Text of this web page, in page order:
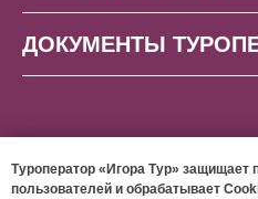
Туроператор «Игора Тур»
пользователей и обрабатывает
ДОКУМЕНТЫ